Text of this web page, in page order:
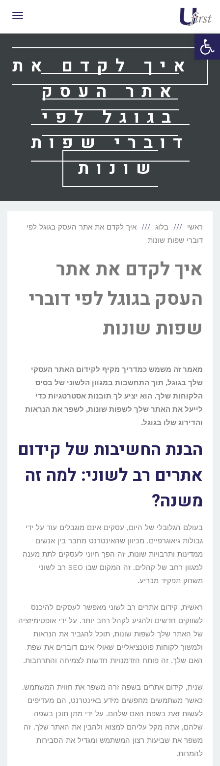
פתח סרגל נגישות
איך לקדם את
אתר העסק
בגוגל לפי
דוברי שפות
שונות
ראשי בלוג
איך לקדם את אתר העסק בגוגל לפי
דוברי שפות שונות
איך לקדם את אתר
העסק בגוגל לפי דוברי
שפות שונות
מאמר זה משמש כמדריך מקיף לקידום האתר העסקי
שלך בגוגל, תוך התחשבות במגוון הלשוני של בסיס
הלקוחות שלך. הוא יציע לך תובנות אסטרטגיות כדי
לייעל את האתר שלך לשפות שונות, לשפר את הנראות
והדירוג שלו בגוגל.
הבנת החשיבות של קידום
אתרים רב לשוני: למה זה
משנה?
בעולם הגלובלי של היום, עסקים אינם מוגבלים עוד על ידי
גבולות גיאוגרפיים. מכיוון שהאינטרנט מחבר בין אנשים
ממדינות ותרבויות שונות, זה הפך חיוני לעסקים לתת מענה
למגוון רחב של קהלים. זה המקום שבו SEO רב לשוני
משחק תפקיד מכריע.
ראשית, קידום אתרים רב לשוני מאפשר לעסקים להיכנס
לשווקים חדשים ולהגיע לקהל רחב יותר. על ידי אופטימיזציה
של האתר שלך לשפות שונות, תוכל להגביר את הנראות
ולמשוך לקוחות פוטנציאליים שאולי אינם דוברים את שפת
האם שלך. זה פותח הזדמנויות חדשות לצמיחה והתרחבות.
שנית, קידום אתרים בשפה זרה משפר את חווית המשתמש.
כאשר משתמשים מחפשים מידע באינטרנט, הם מעדיפים
לעשות זאת בשפת האם שלהם. על ידי מתן תוכן בשפה
שלהם, אתה מקל עליהם למצוא ולהבין את האתר שלך. זה
משפר את שביעות רצון המשתמש ומגדיל את הסבירות
להמרות.